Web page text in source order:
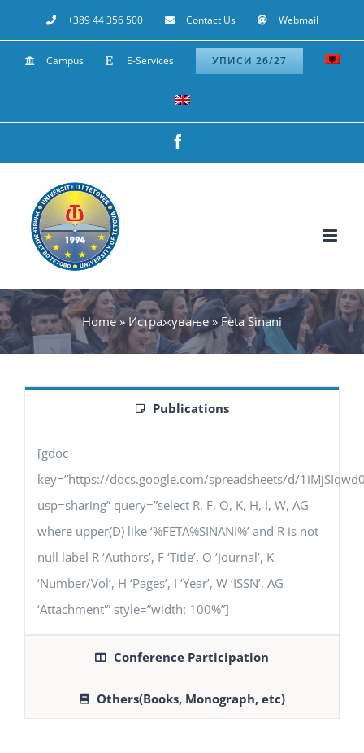
to
content
+389 44 356 500 Contact Us Webmail
Campus E-Services УПИСИ 26/27
Home»Истражување»Feta Sinani
Publications
[gdoc
key=”https://docs.google.com/spreadsheets/d/
usp=sharing” query=”select R, F, O, K, H, I, W, AG
where upper(D) like ‘%FETA%SINANI%’ and R is not
null label R ‘Authors’, F ‘Title’, O ‘Journal’, K
‘Number/Vol’, H ‘Pages’, I ‘Year’, W ‘ISSN’, AG
‘Attachment'” style=”width: 100%”]
Conference Participation
Others(Books, Monograph, etc)